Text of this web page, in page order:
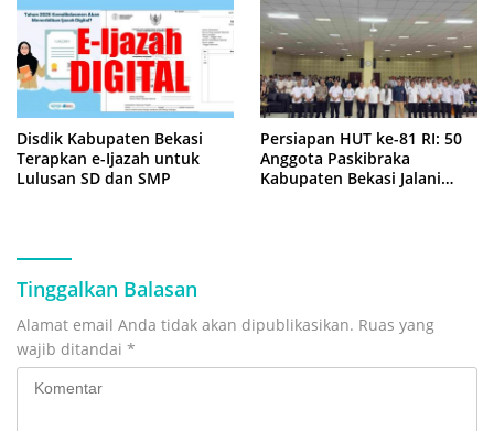
Disdik Kabupaten Bekasi
Terapkan e-Ijazah untuk
Lulusan SD dan SMP
Persiapan HUT ke-81 RI: 50
Anggota Paskibraka
Kabupaten Bekasi Jalani
Tinggalkan Balasan
Alamat email Anda tidak akan dipublikasikan. Ruas yang
wajib ditandai *